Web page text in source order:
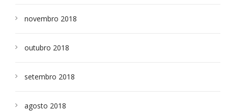
novembro 2018
outubro 2018
setembro 2018
agosto 2018